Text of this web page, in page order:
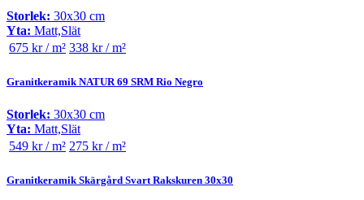
Storlek: 30x30 cm
Yta: Matt,Slät
675 kr / m² 338 kr / m²
Granitkeramik NATUR 69 SRM Rio Negro
Storlek: 30x30 cm
Yta: Matt,Slät
549 kr / m² 275 kr / m²
Granitkeramik Skärgård Svart Rakskuren 30x30